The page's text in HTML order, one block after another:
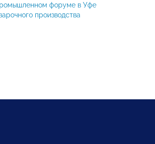
форуме в Уфе
производства